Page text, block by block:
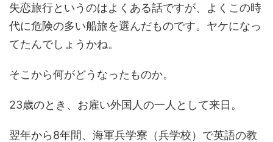
失恋旅行というのはよくある話ですが、よくこの時
代に危険の多い船旅を選んだものです。ヤケになっ
てたんでしょうかね。
そこから何がどうなったものか。
23歳のとき、お雇い外国人の一人として来日。
翌年から8年間、海軍兵学寮（兵学校）で英語の教